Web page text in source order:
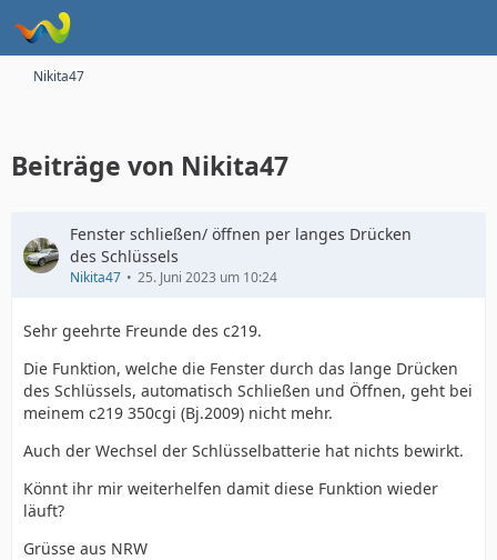
Nikita47
Beiträge von Nikita47
Fenster schließen/ öffnen per langes Drücken
des Schlüssels
Nikita47 25. Juni 2023 um 10:24
Sehr geehrte Freunde des c219.
Die Funktion, welche die Fenster durch das lange Drücken
des Schlüssels, automatisch Schließen und Öffnen, geht bei
meinem c219 350cgi (Bj.2009) nicht mehr.
Auch der Wechsel der Schlüsselbatterie hat nichts bewirkt.
Könnt ihr mir weiterhelfen damit diese Funktion wieder
läuft?
Grüsse aus NRW